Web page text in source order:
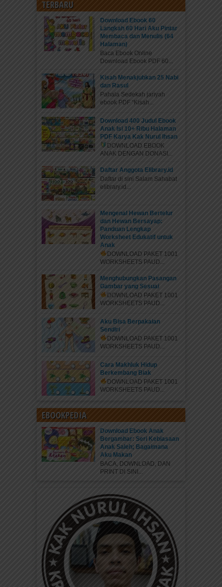
TERBARU
Download Ebook 60
Langkah 60 Hari Aku Pintar
Membaca dan Menulis (64
Halaman)
Baca Ebook Online
Download Ebook PDF 60...
Kisah Menakjubkan 25 Nabi
dan Rasul
Pahala Sedekah jariyah
ebook PDF “Kisah...
Download 400 Judul Ebook
Anak Isi 10+ Ribu Halaman
PDF Karya Kak Nurul Ihsan
DOWNLOAD EBOOK
ANAK DENGAN DONASI...
Daftar Anggota Elibrary.id
Daftar di sini Salam Sahabat
elibrary.id...
Mengenal Hewan Bertelur
dan Hewan Bersayap:
Panduan Lengkap
Worksheet Edukatif untuk
Anak
DOWNLOAD PAKET 1001
WORKSHEETS PAUD...
Menghubungkan Pasangan
Gambar yang Sesuai
DOWNLOAD PAKET 1001
WORKSHEETS PAUD...
Aku Bisa Berpakaian
Sendiri
DOWNLOAD PAKET 1001
WORKSHEETS PAUD...
Cara Makhluk Hidup
Berkembang Biak
DOWNLOAD PAKET 1001
WORKSHEETS PAUD...
EBOOKPEDIA
Download Ebook Anak
Bergambar: Seri Kebiasaan
Anak Saleh; Bagaimana
Aku Makan
BACA, DOWNLOAD, DAN
PRINT DI SINI...